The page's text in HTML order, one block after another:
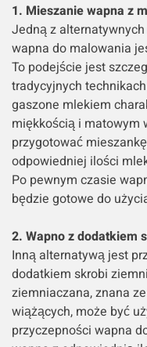
1. Mieszanie wapna z
Jedną z
wapna do malowania
To podejście jest
tradycyjnych
gaszone mlekiem
miękkością i matowym
przygotować
odpowiedniej ilości
Po pewnym czasie
będzie gotowe do
2. Wapno z dodatkiem
Inną alternatywą jest
dodatkiem skrobi
ziemniaczana, znana
wiążących, może być
przyczepności wapna